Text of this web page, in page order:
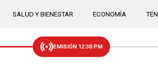
SALUD Y BIENESTAR ECONOMÍA
EMISIÓN 12:30 PM